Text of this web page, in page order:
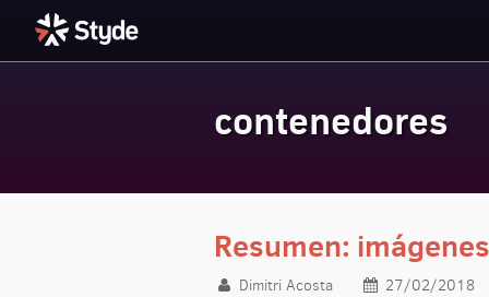
Styde.net
contenedores
Resumen:
Dimitri Acosta 27/02/2018